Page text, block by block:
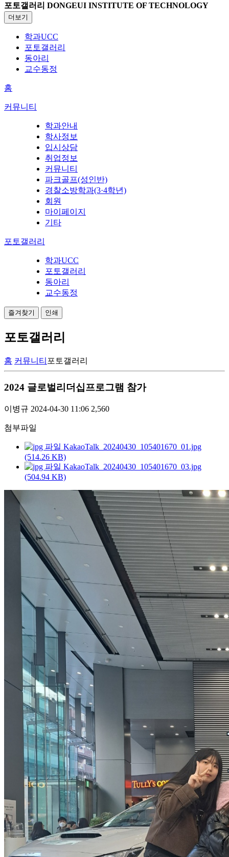
포토갤러리 DONGEUI INSTITUTE OF TECHNOLOGY
더보기
학과UCC
포토갤러리
동아리
교수동정
홈
커뮤니티
학과안내
학사정보
입시상담
취업정보
커뮤니티
파크골프(성인반)
경찰소방학과(3·4학년)
회원
마이페이지
기타
포토갤러리
학과UCC
포토갤러리
동아리
교수동정
즐겨찾기 인쇄
포토갤러리
홈 커뮤니티 포토갤러리
2024 글로벌리더십프로그램 참가
이병규 2024-04-30 11:06 2,560
첨부파일
KakaoTalk_20240430_105401670_01.jpg
(514.26 KB)
KakaoTalk_20240430_105401670_03.jpg
(504.94 KB)